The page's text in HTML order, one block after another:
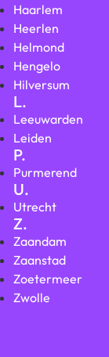
Haarlem
Heerlen
Helmond
Hengelo
Hilversum
L.
Leeuwarden
Leiden
P.
Purmerend
U.
Utrecht
Z.
Zaandam
Zaanstad
Zoetermeer
Zwolle